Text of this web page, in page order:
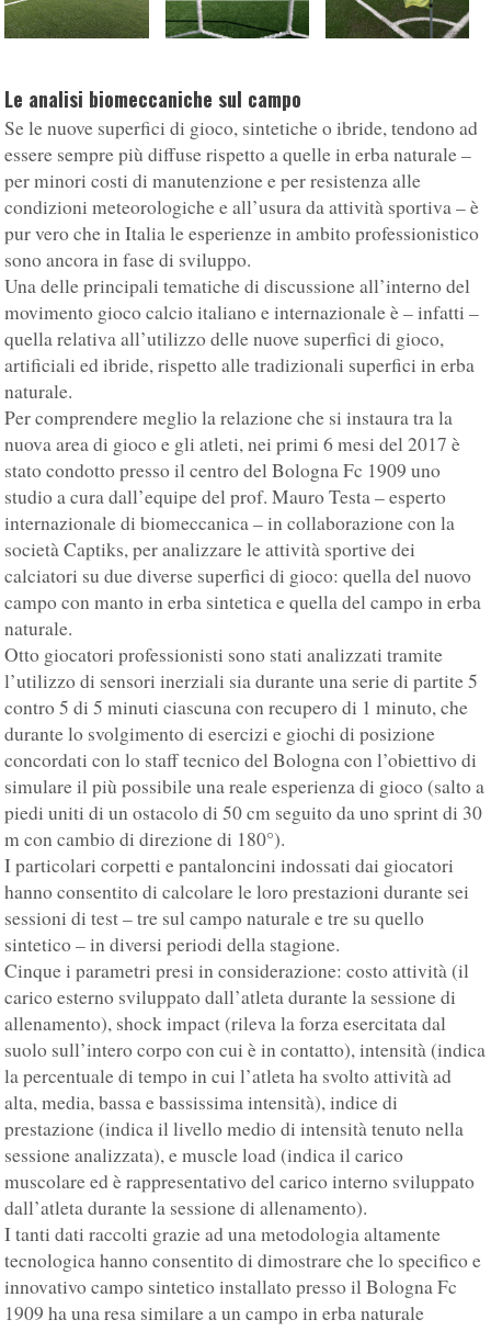
Le analisi biomeccaniche sul campo
Se le nuove superfici di gioco, sintetiche o ibride, tendono ad
essere sempre più diffuse rispetto a quelle in erba naturale –
per minori costi di manutenzione e per resistenza alle
condizioni meteorologiche e all’usura da attività sportiva – è
pur vero che in Italia le esperienze in ambito professionistico
sono ancora in fase di sviluppo.
Una delle principali tematiche di discussione all’interno del
movimento gioco calcio italiano e internazionale è – infatti –
quella relativa all’utilizzo delle nuove superfici di gioco,
artificiali ed ibride, rispetto alle tradizionali superfici in erba
naturale.
Per comprendere meglio la relazione che si instaura tra la
nuova area di gioco e gli atleti, nei primi 6 mesi del 2017 è
stato condotto presso il centro del Bologna Fc 1909 uno
studio a cura dall’equipe del prof. Mauro Testa – esperto
internazionale di biomeccanica – in collaborazione con la
società Captiks, per analizzare le attività sportive dei
calciatori su due diverse superfici di gioco: quella del nuovo
campo con manto in erba sintetica e quella del campo in erba
naturale.
Otto giocatori professionisti sono stati analizzati tramite
l’utilizzo di sensori inerziali sia durante una serie di partite 5
contro 5 di 5 minuti ciascuna con recupero di 1 minuto, che
durante lo svolgimento di esercizi e giochi di posizione
concordati con lo staff tecnico del Bologna con l’obiettivo di
simulare il più possibile una reale esperienza di gioco (salto a
piedi uniti di un ostacolo di 50 cm seguito da uno sprint di 30
m con cambio di direzione di 180°).
I particolari corpetti e pantaloncini indossati dai giocatori
hanno consentito di calcolare le loro prestazioni durante sei
sessioni di test – tre sul campo naturale e tre su quello
sintetico – in diversi periodi della stagione.
Cinque i parametri presi in considerazione: costo attività (il
carico esterno sviluppato dall’atleta durante la sessione di
allenamento), shock impact (rileva la forza esercitata dal
suolo sull’intero corpo con cui è in contatto), intensità (indica
la percentuale di tempo in cui l’atleta ha svolto attività ad
alta, media, bassa e bassissima intensità), indice di
prestazione (indica il livello medio di intensità tenuto nella
sessione analizzata), e muscle load (indica il carico
muscolare ed è rappresentativo del carico interno sviluppato
dall’atleta durante la sessione di allenamento).
I tanti dati raccolti grazie ad una metodologia altamente
tecnologica hanno consentito di dimostrare che lo specifico e
innovativo campo sintetico installato presso il Bologna Fc
1909 ha una resa similare a un campo in erba naturale